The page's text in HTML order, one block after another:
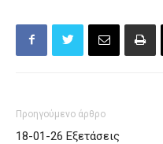
Προηγούμενο άρθρο
18-01-26 Εξετάσεις